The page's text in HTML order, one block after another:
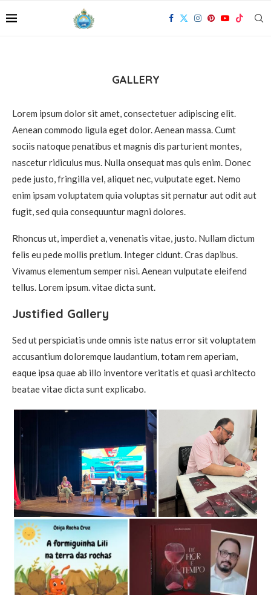
GALLERY
Lorem ipsum dolor sit amet, consectetuer adipiscing elit.
Aenean commodo ligula eget dolor. Aenean massa. Cumt
sociis natoque penatibus et magnis dis parturient montes,
nascetur ridiculus mus. Nulla onsequat mas quis enim. Donec
pede justo, fringilla vel, aliquet nec, vulputate eget. Nemo
enim ipsam voluptatem quia voluptas sit pernatur aut odit aut
fugit, sed quia consequuntur magni dolores.
Rhoncus ut, imperdiet a, venenatis vitae, justo. Nullam dictum
felis eu pede mollis pretium. Integer cidunt. Cras dapibus.
Vivamus elementum semper nisi. Aenean vulputate eleifend
tellus. Lorem ipsum. vitae dicta sunt.
Justified Gallery
Sed ut perspiciatis unde omnis iste natus error sit voluptatem
accusantium doloremque laudantium, totam rem aperiam,
eaque ipsa quae ab illo inventore veritatis et quasi architecto
beatae vitae dicta sunt explicabo.